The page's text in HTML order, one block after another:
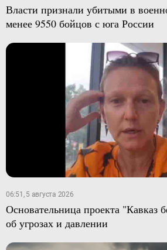
Власти признали убитыми в
менее 9550 бойцов с юга России
06:51, 5 августа 2026
Основательница проекта "Кавказ
об угрозах и давлении